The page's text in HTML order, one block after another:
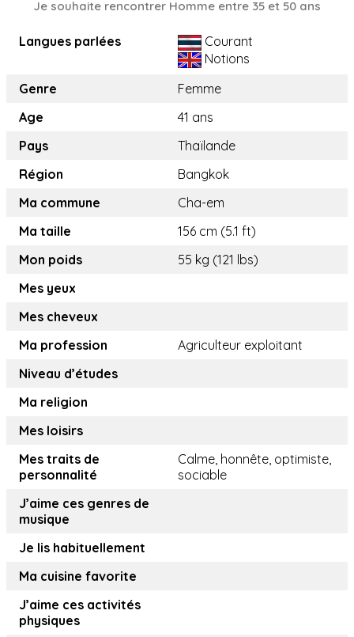
Je souhaite rencontrer Homme entre 35 et 50 ans
Langues parlées
Courant
Notions
Genre
Femme
Age
41 ans
Pays
Thaïlande
Région
Bangkok
Ma commune
Cha-em
Ma taille
156 cm (5.1 ft)
Mon poids
55 kg (121 lbs)
Mes yeux
Mes cheveux
Ma profession
Agriculteur exploitant
Niveau d’études
Ma religion
Mes loisirs
Mes traits de
personnalité
Calme, honnête, optimiste,
sociable
J’aime ces genres de
musique
Je lis habituellement
Ma cuisine favorite
J’aime ces activités
physiques